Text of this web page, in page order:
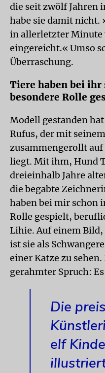
die seit zwölf Jahren
habe sie damit nicht.
in allerletzter Minute
eingereicht.« Umso
Überraschung.
Tiere haben bei ihr
besondere Rolle
Modell gestanden
Rufus, der mit
zusammengerollt
liegt. Mit ihm, Hund
dreieinhalb Jahre
die begabte
haben bei mir schon
Rolle gespielt,
Lihie. Auf einem Bild,
ist sie als
einer Katze zu
gerahmter Spruch:
Die
elf